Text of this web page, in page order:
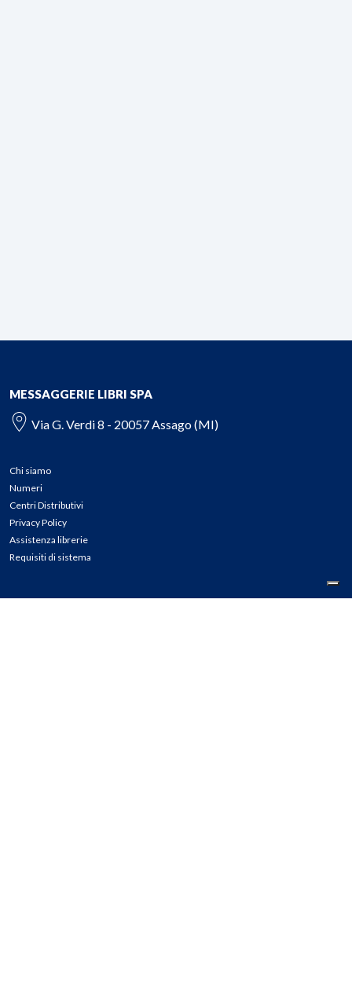
MESSAGGERIE LIBRI SPA
Via G. Verdi 8 - 20057 Assago (MI)
Chi siamo
Numeri
Centri Distributivi
Privacy Policy
Assistenza librerie
Requisiti di sistema
CONTATTI